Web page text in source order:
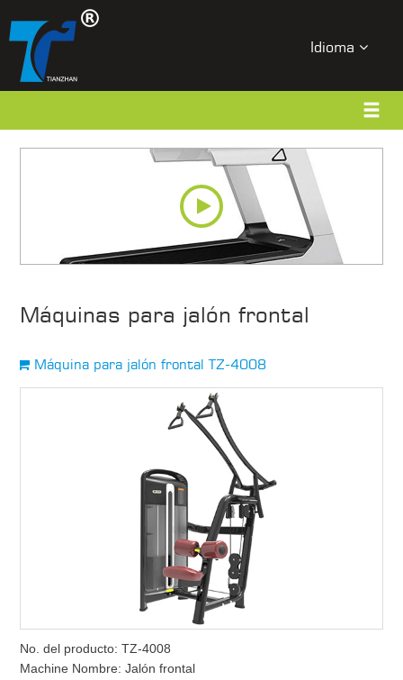
Idioma
Máquinas para jalón frontal
Máquina para jalón frontal TZ-4008
No. del producto: TZ-4008
Machine Nombre: Jalón frontal